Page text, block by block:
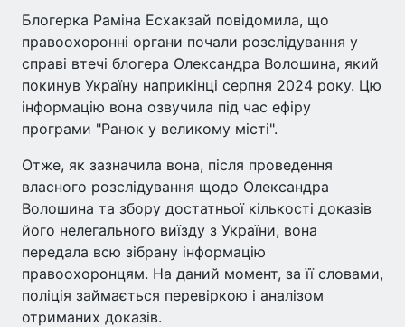
Блогерка Раміна Есхакзай повідомила, що
правоохоронні органи почали розслідування у
справі втечі блогера Олександра Волошина, який
покинув Україну наприкінці серпня 2024 року. Цю
інформацію вона озвучила під час ефіру
програми "Ранок у великому місті".
Отже, як зазначила вона, після проведення
власного розслідування щодо Олександра
Волошина та збору достатньої кількості доказів
його нелегального виїзду з України, вона
передала всю зібрану інформацію
правоохоронцям. На даний момент, за її словами,
поліція займається перевіркою і аналізом
отриманих доказів.